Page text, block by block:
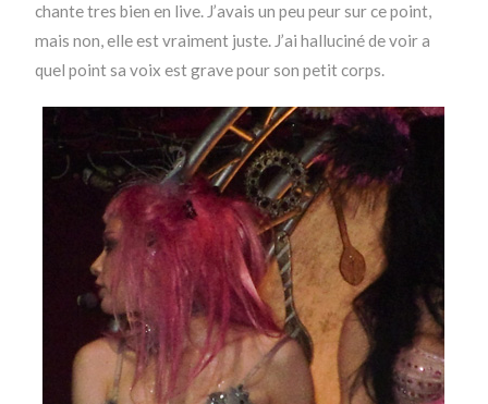
chante tres bien en live. J’avais un peu peur sur ce point,
mais non, elle est vraiment juste. J’ai halluciné de voir a
quel point sa voix est grave pour son petit corps.